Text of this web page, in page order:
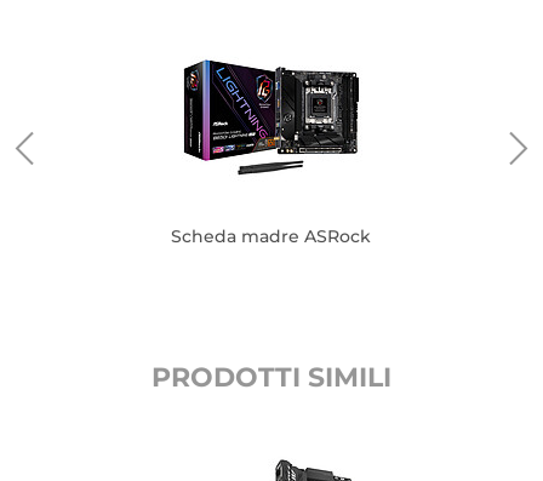
Scheda madre ASRock
PRODOTTI SIMILI